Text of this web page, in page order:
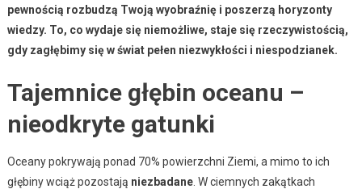
pewnością rozbudzą Twoją wyobraźnię i poszerzą horyzonty
wiedzy. To, co wydaje się niemożliwe, staje się rzeczywistością,
gdy zagłębimy się w świat pełen niezwykłości i niespodzianek.
Tajemnice głębin oceanu –
nieodkryte gatunki
Oceany pokrywają ponad 70% powierzchni Ziemi, a mimo to ich
głębiny wciąż pozostają niezbadane. W ciemnych zakątkach